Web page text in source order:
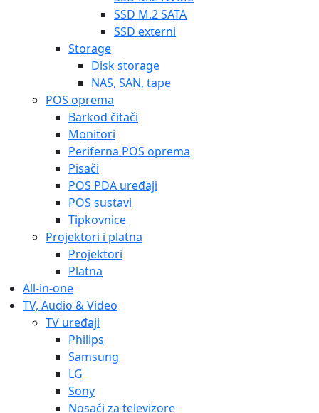
SSD M.2 SATA
SSD externi
Storage
Disk storage
NAS, SAN, tape
POS oprema
Barkod čitači
Monitori
Periferna POS oprema
Pisači
POS PDA uređaji
POS sustavi
Tipkovnice
Projektori i platna
Projektori
Platna
All-in-one
TV, Audio & Video
TV uređaji
Philips
Samsung
LG
Sony
Nosači za televizore